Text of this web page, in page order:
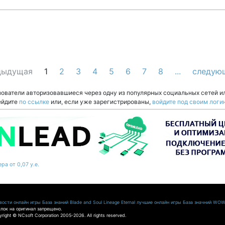
1 2 3 4 5 6 7 8 ...
авторизовавшиеся через одну из популярных социальных сетей
по ссылке или, если уже зарегистрированы, войдите под своим
от 0,07 у.е.
онлайн игры База знаний Blade and Soul Lineage Eternal лучшие онлайн игры База значний WOW
на оригинал запрещено.
© NCsoft Corporation 2005-2026. All rights reserved.